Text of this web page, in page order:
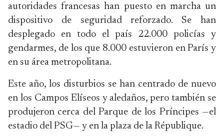
autoridades francesas han puesto en marcha un
dispositivo de seguridad reforzado. Se han
desplegado en todo el país 22.000 policías y
gendarmes, de los que 8.000 estuvieron en París y
en su área metropolitana.
Este año, los disturbios se han centrado de nuevo
en los Campos Elíseos y aledaños, pero también se
produjeron cerca del Parque de los Príncipes —el
estadio del PSG— y en la plaza de la République.